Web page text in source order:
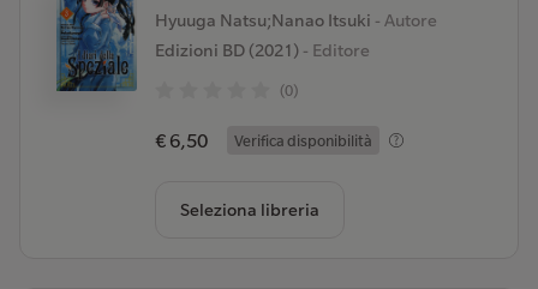
Hyuuga Natsu;Nanao Itsuki - Autore
Edizioni BD (2021)- Editore
(0)
€ 6,50 Verifica disponibilità
Seleziona libreria